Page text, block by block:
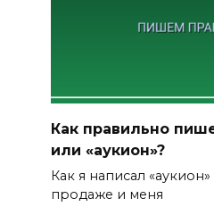
Как правильно
или «аукион»?
Как я написал
продаже и меня